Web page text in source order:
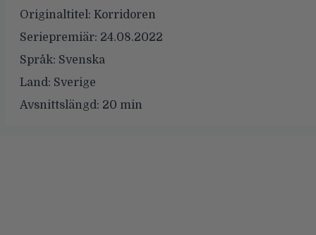
Originaltitel: Korridoren
Seriepremiär: 24.08.2022
Språk: Svenska
Land: Sverige
Avsnittslängd: 20 min